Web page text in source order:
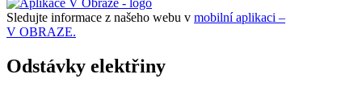
Sledujte informace z našeho webu v mobilní aplikaci –
V OBRAZE.
Odstávky elektřiny